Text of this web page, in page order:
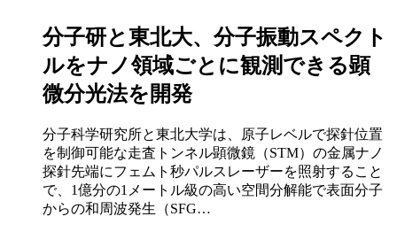
分子研と東北大、分子振動スペクト
ルをナノ領域ごとに観測できる顕
微分光法を開発
分子科学研究所と東北大学は、原子レベルで探針位置
を制御可能な走査トンネル顕微鏡（STM）の金属ナノ
探針先端にフェムト秒パルスレーザーを照射すること
で、1億分の1メートル級の高い空間分解能で表面分子
からの和周波発生（SFG…